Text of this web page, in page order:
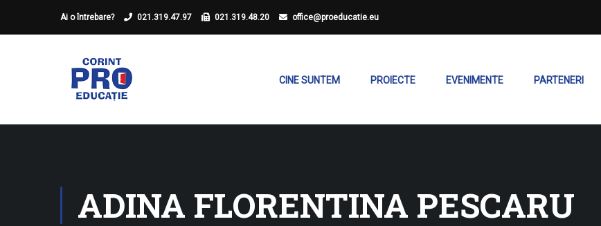
Ai o întrebare? 021.319.47.97 021.319.48.20 office@proeducatie.eu
CINE SUNTEM PROIECTE EVENIMENTE PARTENERI
ADINA FLORENTINA PESCARU